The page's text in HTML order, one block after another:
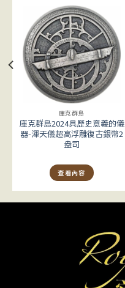
庫克群島
庫克群島2024具歷史意義的儀
器-渾天儀超高浮雕復古銀幣2
盎司
查看內容